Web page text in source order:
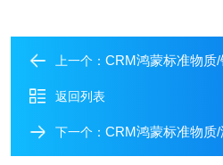
上一个： CRM鸿蒙标准物质/钙容量分析
返回列表
下一个： CRM鸿蒙标准物质/液体石蜡